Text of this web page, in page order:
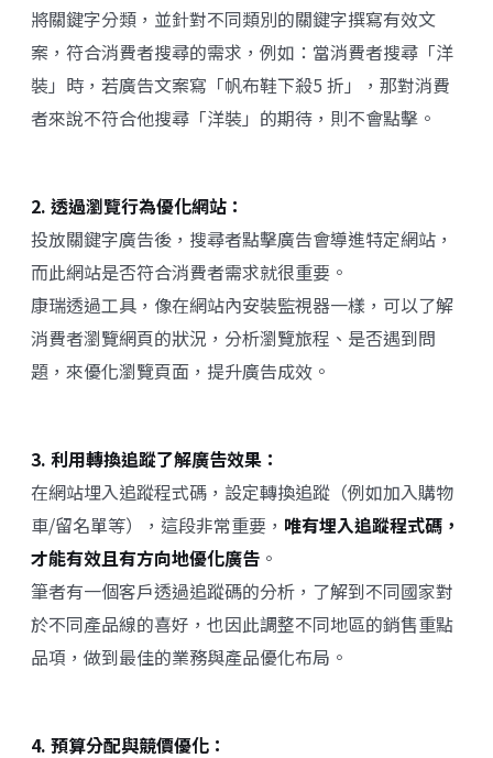
將關鍵字分類，並針對不同類別的關鍵字撰寫有效文
案，符合消費者搜尋的需求，例如：當消費者搜尋「洋
裝」時，若廣告文案寫「帆布鞋下殺5 折」，那對消費
者來說不符合他搜尋「洋裝」的期待，則不會點擊。
2. 透過瀏覽行為優化網站：
投放關鍵字廣告後，搜尋者點擊廣告會導進特定網站，
而此網站是否符合消費者需求就很重要。
康瑞透過工具，像在網站內安裝監視器一樣，可以了解
消費者瀏覽網頁的狀況，分析瀏覽旅程、是否遇到問
題，來優化瀏覽頁面，提升廣告成效。
3. 利用轉換追蹤了解廣告效果：
在網站埋入追蹤程式碼，設定轉換追蹤（例如加入購物
車/留名單等），這段非常重要， 唯有埋入追蹤程式碼，
才能有效且有方向地優化廣告 。
筆者有一個客戶透過追蹤碼的分析，了解到不同國家對
於不同產品線的喜好，也因此調整不同地區的銷售重點
品項，做到最佳的業務與產品優化布局。
4. 預算分配與競價優化：